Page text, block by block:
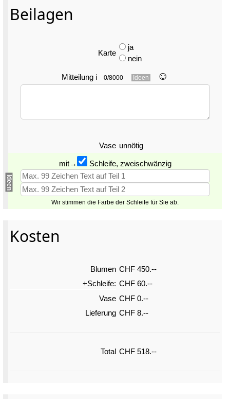
Beilagen
Karte
ja
nein
Mitteilung ℹ 0/8000 Ideen ☺︎
Vase unnötig
Ideen
mit→ Schleife, zweischwänzig
Wir stimmen die Farbe der Schleife für Sie ab.
Kosten
Blumen CHF 450.--
+Schleife: CHF 60.--
Vase CHF 0.--
Lieferung CHF 8.--
Total CHF 518.--